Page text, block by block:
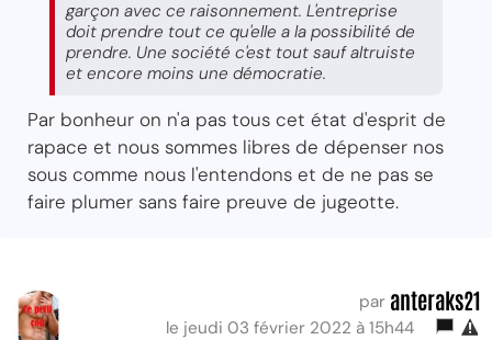
garçon avec ce raisonnement. L'entreprise
doit prendre tout ce qu'elle a la possibilité de
prendre. Une société c'est tout sauf altruiste
et encore moins une démocratie.
Par bonheur on n'a pas tous cet état d'esprit de
rapace et nous sommes libres de dépenser nos
sous comme nous l'entendons et de ne pas se
faire plumer sans faire preuve de jugeotte.
par anteraks21
le jeudi 03 février 2022 à 15h44